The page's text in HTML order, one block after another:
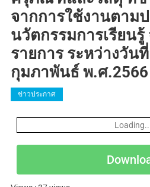
จากการใช้งานตาม
นวัตกรรมการเรียน
รายการ ระหว่างวัน
กุมภาพันธ์ พ.ศ.2566
ข่าวประกาศ